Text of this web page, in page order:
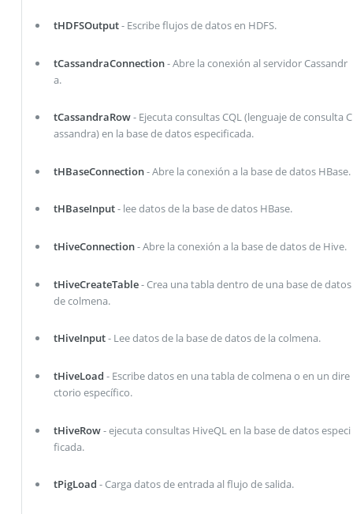
tHDFSOutput- Escribe flujos de datos en HDFS.
tCassandraConnection- Abre la conexión al servidor Cassandr
a.
tCassandraRow- Ejecuta consultas CQL (lenguaje de consulta C
assandra) en la base de datos especificada.
tHBaseConnection- Abre la conexión a la base de datos HBase.
tHBaseInput- lee datos de la base de datos HBase.
tHiveConnection- Abre la conexión a la base de datos de Hive.
tHiveCreateTable- Crea una tabla dentro de una base de datos
de colmena.
tHiveInput- Lee datos de la base de datos de la colmena.
tHiveLoad - Escribe datos en una tabla de colmena o en un dire
ctorio específico.
tHiveRow- ejecuta consultas HiveQL en la base de datos especi
ficada.
tPigLoad - Carga datos de entrada al flujo de salida.